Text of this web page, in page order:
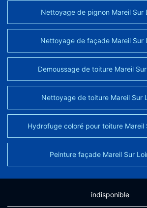
Nettoyage de pignon Mareil Sur
Nettoyage de façade Mareil Sur
Demoussage de toiture Mareil
Nettoyage de toiture Mareil Sur
Hydrofuge coloré pour toiture Mareil
Peinture façade Mareil Sur
indisponible